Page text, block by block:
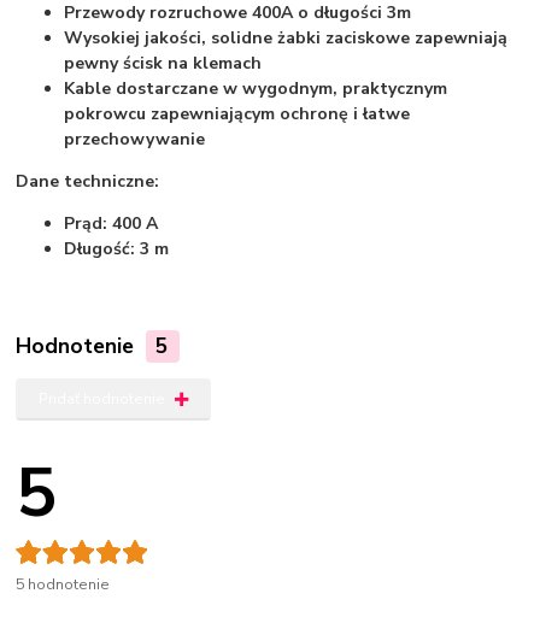
Przewody rozruchowe 400A o długości 3m
Wysokiej jakości, solidne żabki zaciskowe zapewniają
pewny ścisk na klemach
Kable dostarczane w wygodnym, praktycznym
pokrowcu zapewniającym ochronę i łatwe
przechowywanie
Dane techniczne:
Prąd: 400 A
Długość: 3 m
Hodnotenie 5
5
5 hodnotenie